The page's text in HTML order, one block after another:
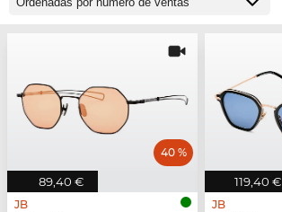
89,40 €
40 %
JB
119,40 €
JB